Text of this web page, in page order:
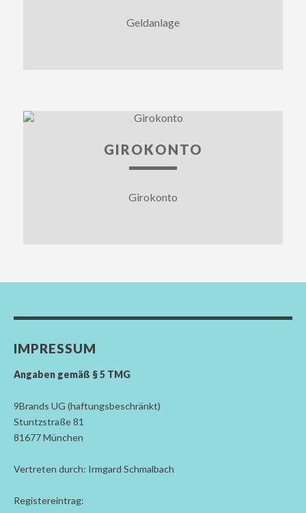
Geldanlage
GIROKONTO
Girokonto
IMPRESSUM
Angaben gemäß § 5 TMG
9Brands UG (haftungsbeschränkt)
Stuntzstraße 81
81677 München
Vertreten durch: Irmgard Schmalbach
Registereintrag: